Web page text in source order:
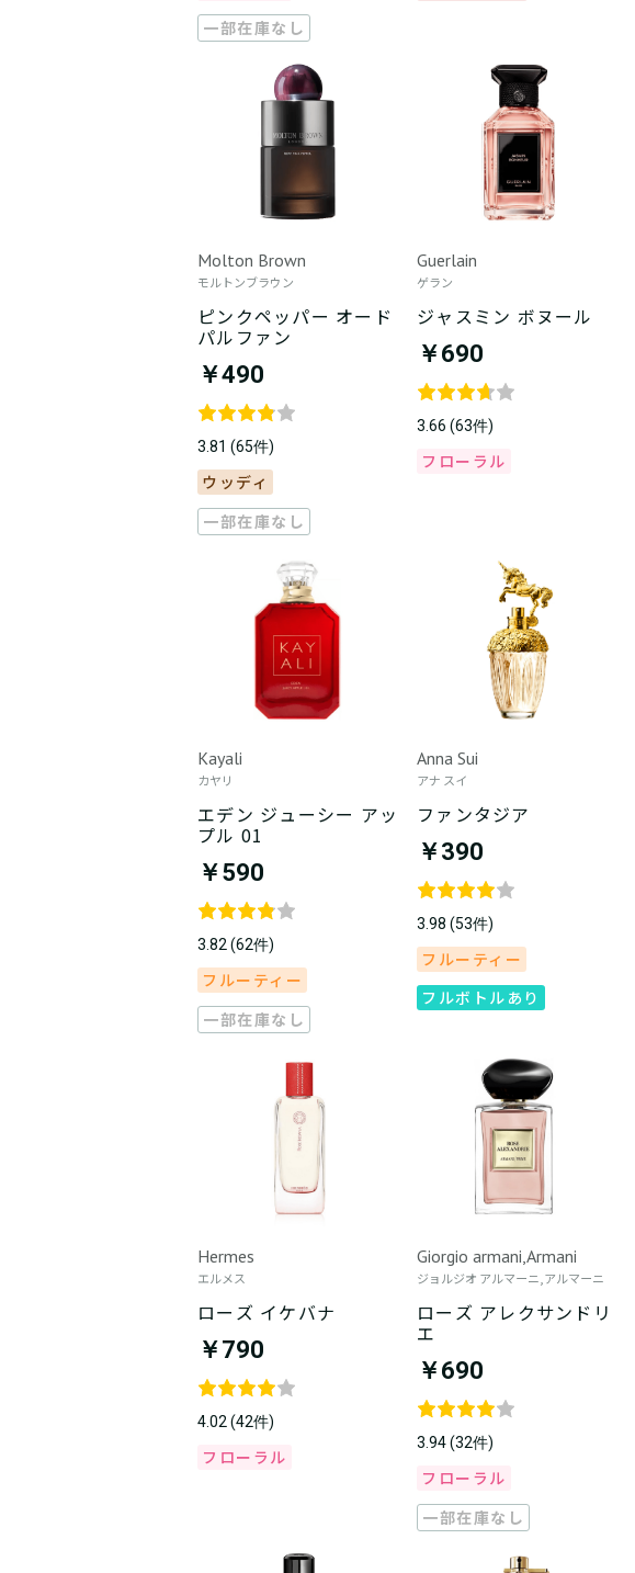
一部在庫なし
Molton Brown
モルトンブラウン
ピンクペッパー オード
パルファン
￥490
3.81 (65件)
ウッディ
一部在庫なし
Guerlain
ゲラン
ジャスミン ボヌール
￥690
3.66 (63件)
フローラル
Kayali
カヤリ
エデン ジューシー アッ
プル 01
￥590
3.82 (62件)
フルーティー
一部在庫なし
Anna Sui
アナ スイ
ファンタジア
￥390
3.98 (53件)
フルーティー
フルボトルあり
Hermes
エルメス
ローズ イケバナ
￥790
4.02 (42件)
フローラル
Giorgio armani,Armani
ジョルジオ アルマーニ,アルマーニ
ローズ アレクサンドリ
エ
￥690
3.94 (32件)
フローラル
一部在庫なし